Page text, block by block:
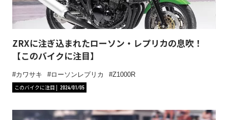
ZRXに注ぎ込まれたローソン・レプリカの息吹！
【このバイクに注目】
カワサキ ローソンレプリカ
Z1000R
このバイクに注目
2024/01/05